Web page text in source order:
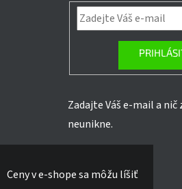
Zadajte Váš e-mail a nič
neunikne.
Ceny v e-shope sa môžu líšiť